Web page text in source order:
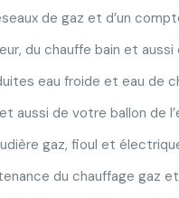
de gaz et d’un
du chauffe bain et aussi
eau froide et eau de
aussi de votre ballon de
gaz, fioul et
du chauffage gaz